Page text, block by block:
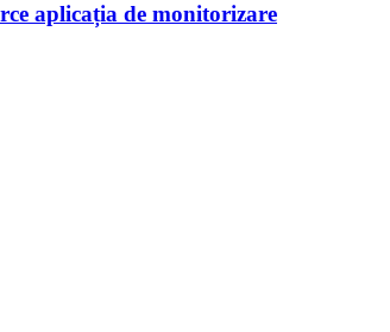
aplicația de monitorizare